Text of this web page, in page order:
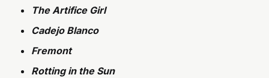
The Artifice Girl
Cadejo Blanco
Fremont
Rotting in the Sun